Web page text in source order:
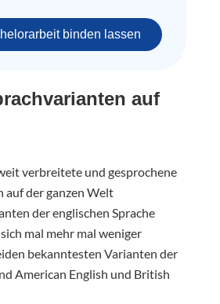
binden lassen
auf
verbreitete und gesprochene
auf der ganzen Welt
der englischen Sprache
mal mehr mal weniger
bekanntesten Varianten der
American English und British